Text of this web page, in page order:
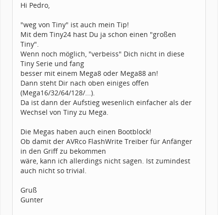
Hi Pedro,
"weg von Tiny" ist auch mein Tip!
Mit dem Tiny24 hast Du ja schon einen "großen
Tiny".
Wenn noch möglich, "verbeiss" Dich nicht in diese
Tiny Serie und fang
besser mit einem Mega8 oder Mega88 an!
Dann steht Dir nach oben einiges offen
(Mega16/32/64/128/...).
Da ist dann der Aufstieg wesenlich einfacher als der
Wechsel von Tiny zu Mega.
Die Megas haben auch einen Bootblock!
Ob damit der AVRco FlashWrite Treiber für Anfänger
in den Griff zu bekommen
wäre, kann ich allerdings nicht sagen. Ist zumindest
auch nicht so trivial.
Gruß
Gunter